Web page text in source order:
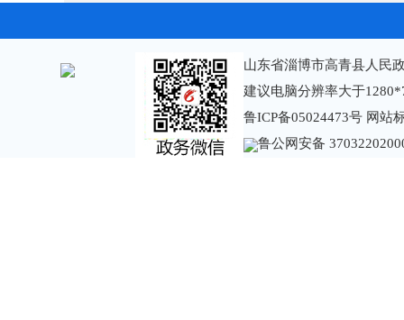
山东省淄博市高青县人民
建议电脑分辨率大于
鲁ICP备05024473号 网站
鲁公网安备